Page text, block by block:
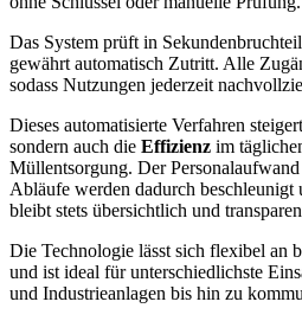
Das System prüft in
gewährt automatisch Zutritt. Alle
sodass Nutzungen jederzeit
Dieses automatisierte Verfahren
sondern auch die Effizienz im
Müllentsorgung. Der
Abläufe werden dadurch
bleibt stets übersichtlich und
Die Technologie lässt sich flexibel an
und ist ideal für unterschiedlichste
und Industrieanlagen bis hin zu